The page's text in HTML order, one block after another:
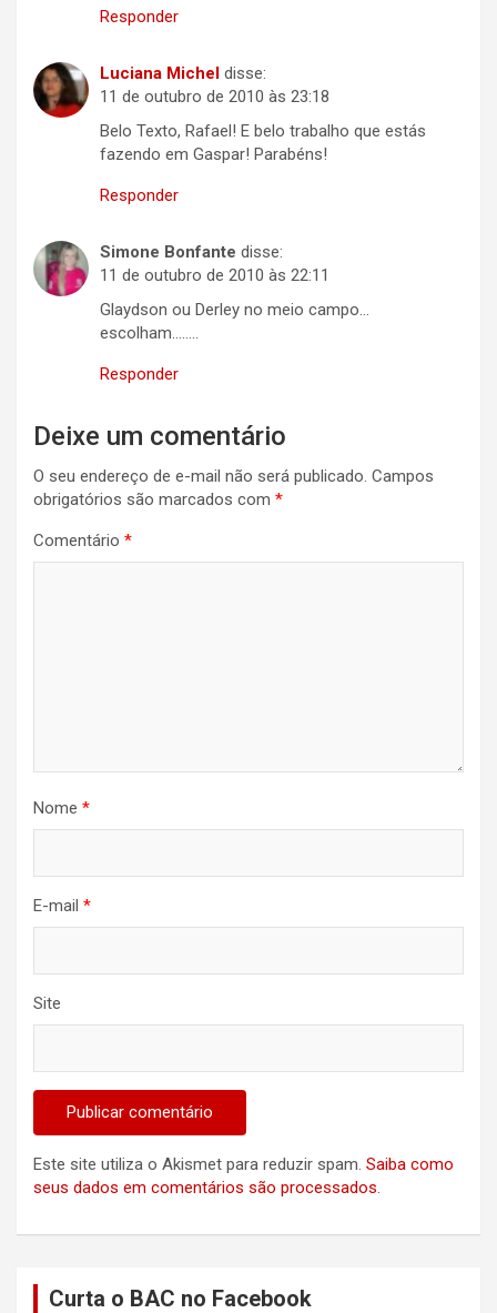
Responder
Luciana Michel disse:
11 de outubro de 2010 às 23:18
Belo Texto, Rafael! E belo trabalho que estás
fazendo em Gaspar! Parabéns!
Responder
Simone Bonfante disse:
11 de outubro de 2010 às 22:11
Glaydson ou Derley no meio campo…
escolham……..
Responder
Deixe um comentário
O seu endereço de e-mail não será publicado. Campos
obrigatórios são marcados com *
Comentário *
Nome *
E-mail *
Site
Este site utiliza o Akismet para reduzir spam. Saiba como
seus dados em comentários são processados.
Curta o BAC no Facebook